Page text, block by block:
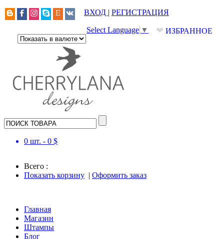
ВХОД | РЕГИСТРАЦИЯ
❤ ИЗБРАННОЕ
Select Language ▼
0 шт. - 0 $
Всего :
Показать корзину | Оформить заказ
Главная
Магазин
Штампы
Блог